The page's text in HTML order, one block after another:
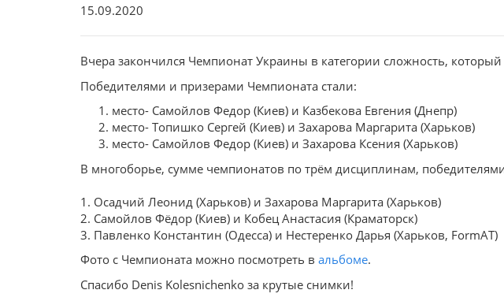
15.09.2020
Вчера закончился Чемпионат Украины в категории сложность,
Победителями и призерами Чемпионата стали:
место- Самойлов Федор (Киев) и Казбекова Евгения (Днепр)
место- Топишко Сергей (Киев) и Захарова Маргарита (Харьков)
место- Самойлов Федор (Киев) и Захарова Ксения (Харьков)
В многоборье, сумме чемпионатов по трём дисциплинам,
1. Осадчий Леонид (Харьков) и Захарова Маргарита (Харьков)
2. Самойлов Фёдор (Киев) и Кобец Анастасия (Краматорск)
3. Павленко Константин (Одесса) и Нестеренко Дарья (Харьков, FormAT)
Фото с Чемпионата можно посмотреть в альбоме.
Спасибо Denis Kolesnichenko за крутые снимки!